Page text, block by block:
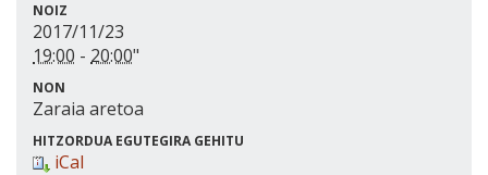
NOIZ
2017/11/23
19:00 - 20:00"
NON
Zaraia aretoa
HITZORDUA EGUTEGIRA GEHITU
iCal